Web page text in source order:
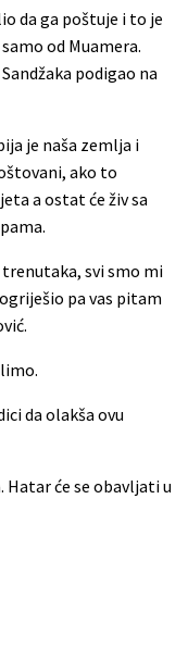
da ga poštuje i to je
od Muamera.
podigao na
je naša zemlja i
ako to
a ostat će živ sa
svi smo mi
pa vas pitam
da olakša ovu
Hatar će se obavljati u